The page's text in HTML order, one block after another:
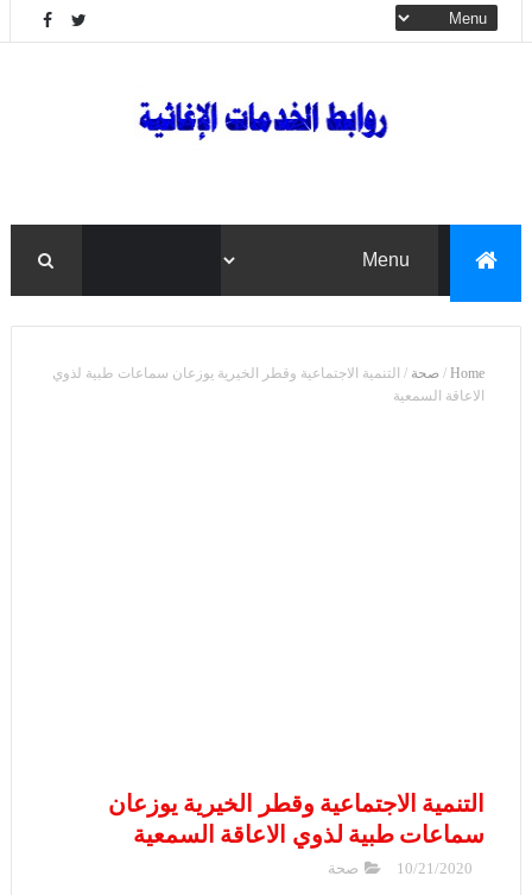
Home
/ صحة / التنمية الاجتماعية وقطر الخيرية يوزعان سماعات طبية لذوي
الاعاقة السمعية
التنمية الاجتماعية وقطر الخيرية يوزعان
سماعات طبية لذوي الاعاقة السمعية
10/21/2020 صحة